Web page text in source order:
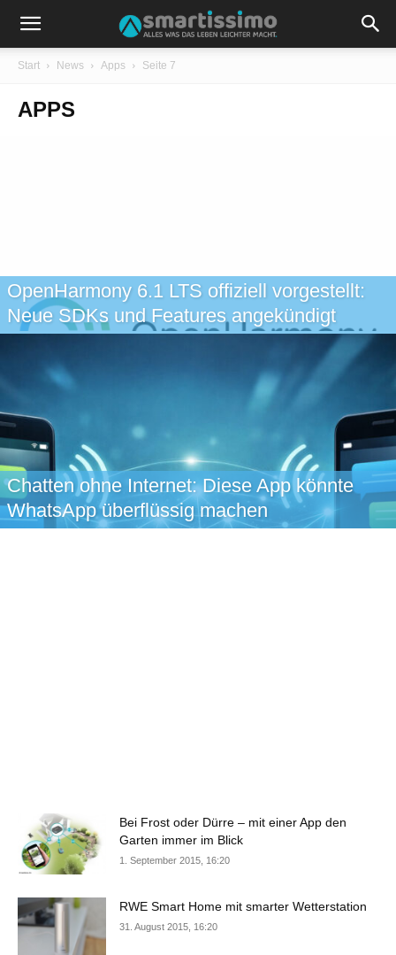
Start News Apps Seite 7
APPS
OpenHarmony 6.1 LTS offiziell vorgestellt:
Neue SDKs und Features angekündigt
Chatten ohne Internet: Diese App könnte
WhatsApp überflüssig machen
Bei Frost oder Dürre – mit einer App den
Garten immer im Blick
1. September 2015, 16:20
RWE Smart Home mit smarter Wetterstation
31. August 2015, 16:20